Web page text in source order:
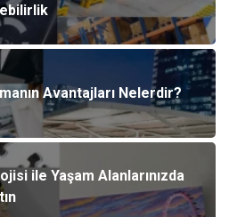
Avantajları Nelerdir?
ile Yaşam Alanlarınızda